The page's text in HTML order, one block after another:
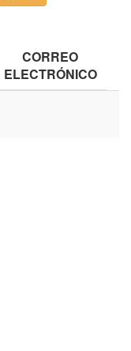
CORREO
ELECTRÓNICO